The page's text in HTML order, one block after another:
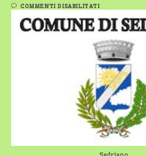
COMMENTI DISABILITATISU
RACCOLTA
RIFIUTI,
ASM
ANTICIPA
IL
SERVIZIO
PER
CALDO